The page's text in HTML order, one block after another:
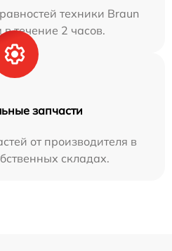
техники Braun
течение 2 часов.
запчасти
от производителя в
складах.